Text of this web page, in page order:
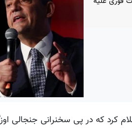
آنکارا روز ۶ جولای اعلام کرد که در پی